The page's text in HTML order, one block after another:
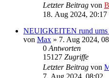
Letzter Beitrag von
18. Aug 2024, 20:17
NEUIGKEITEN rund
von Max » 7. Aug 2024,
0 Antworten
15127 Zugriffe
Letzter Beitrag von
7. Aug 2024, 08:02